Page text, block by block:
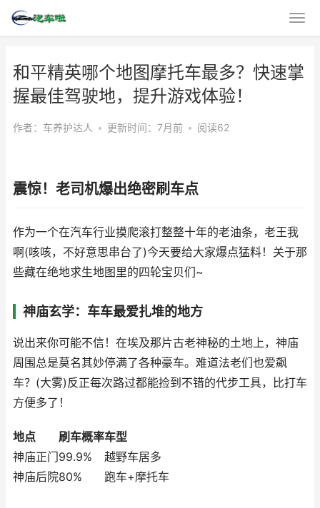
和平精英哪个地图摩托车最多？快速掌
握最佳驾驶地，提升游戏体验！
作者：车养护达人 • 更新时间：7月前 • 阅读62
震惊！老司机爆出绝密刷车点
作为一个在汽车行业摸爬滚打整整十年的老油条，老王我
啊(咳咳，不好意思串台了)今天要给大家爆点猛料！关于那
些藏在绝地求生地图里的四轮宝贝们~
神庙玄学：车车最爱扎堆的地方
说出来你可能不信！在埃及那片古老神秘的土地上，神庙
周围总是莫名其妙停满了各种豪车。难道法老们也爱飙
车？(大雾)反正每次路过都能捡到不错的代步工具，比打车
方便多了！
地点 刷车概率车型
神庙正门99.9%
越野车居多
神庙后院80% 跑车+摩托车